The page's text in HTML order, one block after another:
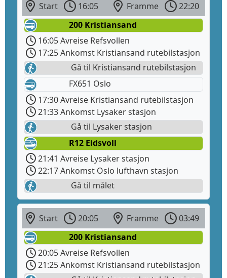
Start 16:05 Framme
22:20
200 Kristiansand
16:05 Avreise Refsvollen
17:25 Ankomst Kristiansand rutebilstasjon
Gå til Kristiansand rutebilstasjon
FX651 Oslo
17:30 Avreise Kristiansand rutebilstasjon
21:33 Ankomst Lysaker stasjon
Gå til Lysaker stasjon
R12 Eidsvoll
21:41 Avreise Lysaker stasjon
22:17 Ankomst Oslo lufthavn stasjon
Gå til målet
Start 20:05 Framme
03:49
200 Kristiansand
20:05 Avreise Refsvollen
21:25 Ankomst Kristiansand rutebilstasjon